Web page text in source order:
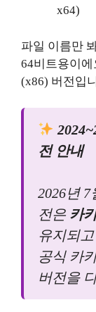
x64)
파일 이름만
64비트용이에
(x86) 버전입
전 안내
2026년
전은 카
유지되
공식 카
버전을